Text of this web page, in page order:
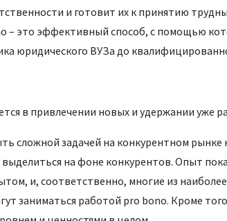
и готовит их к принятию
– это эффективный способ, с помощью
юридического ВУЗа до
в привлечении новых и удержании уже
задачей на конкурентном рынке
на фоне конкурентов. Опыт
и, соответственно, многие из
заниматься работой pro bono. Кроме